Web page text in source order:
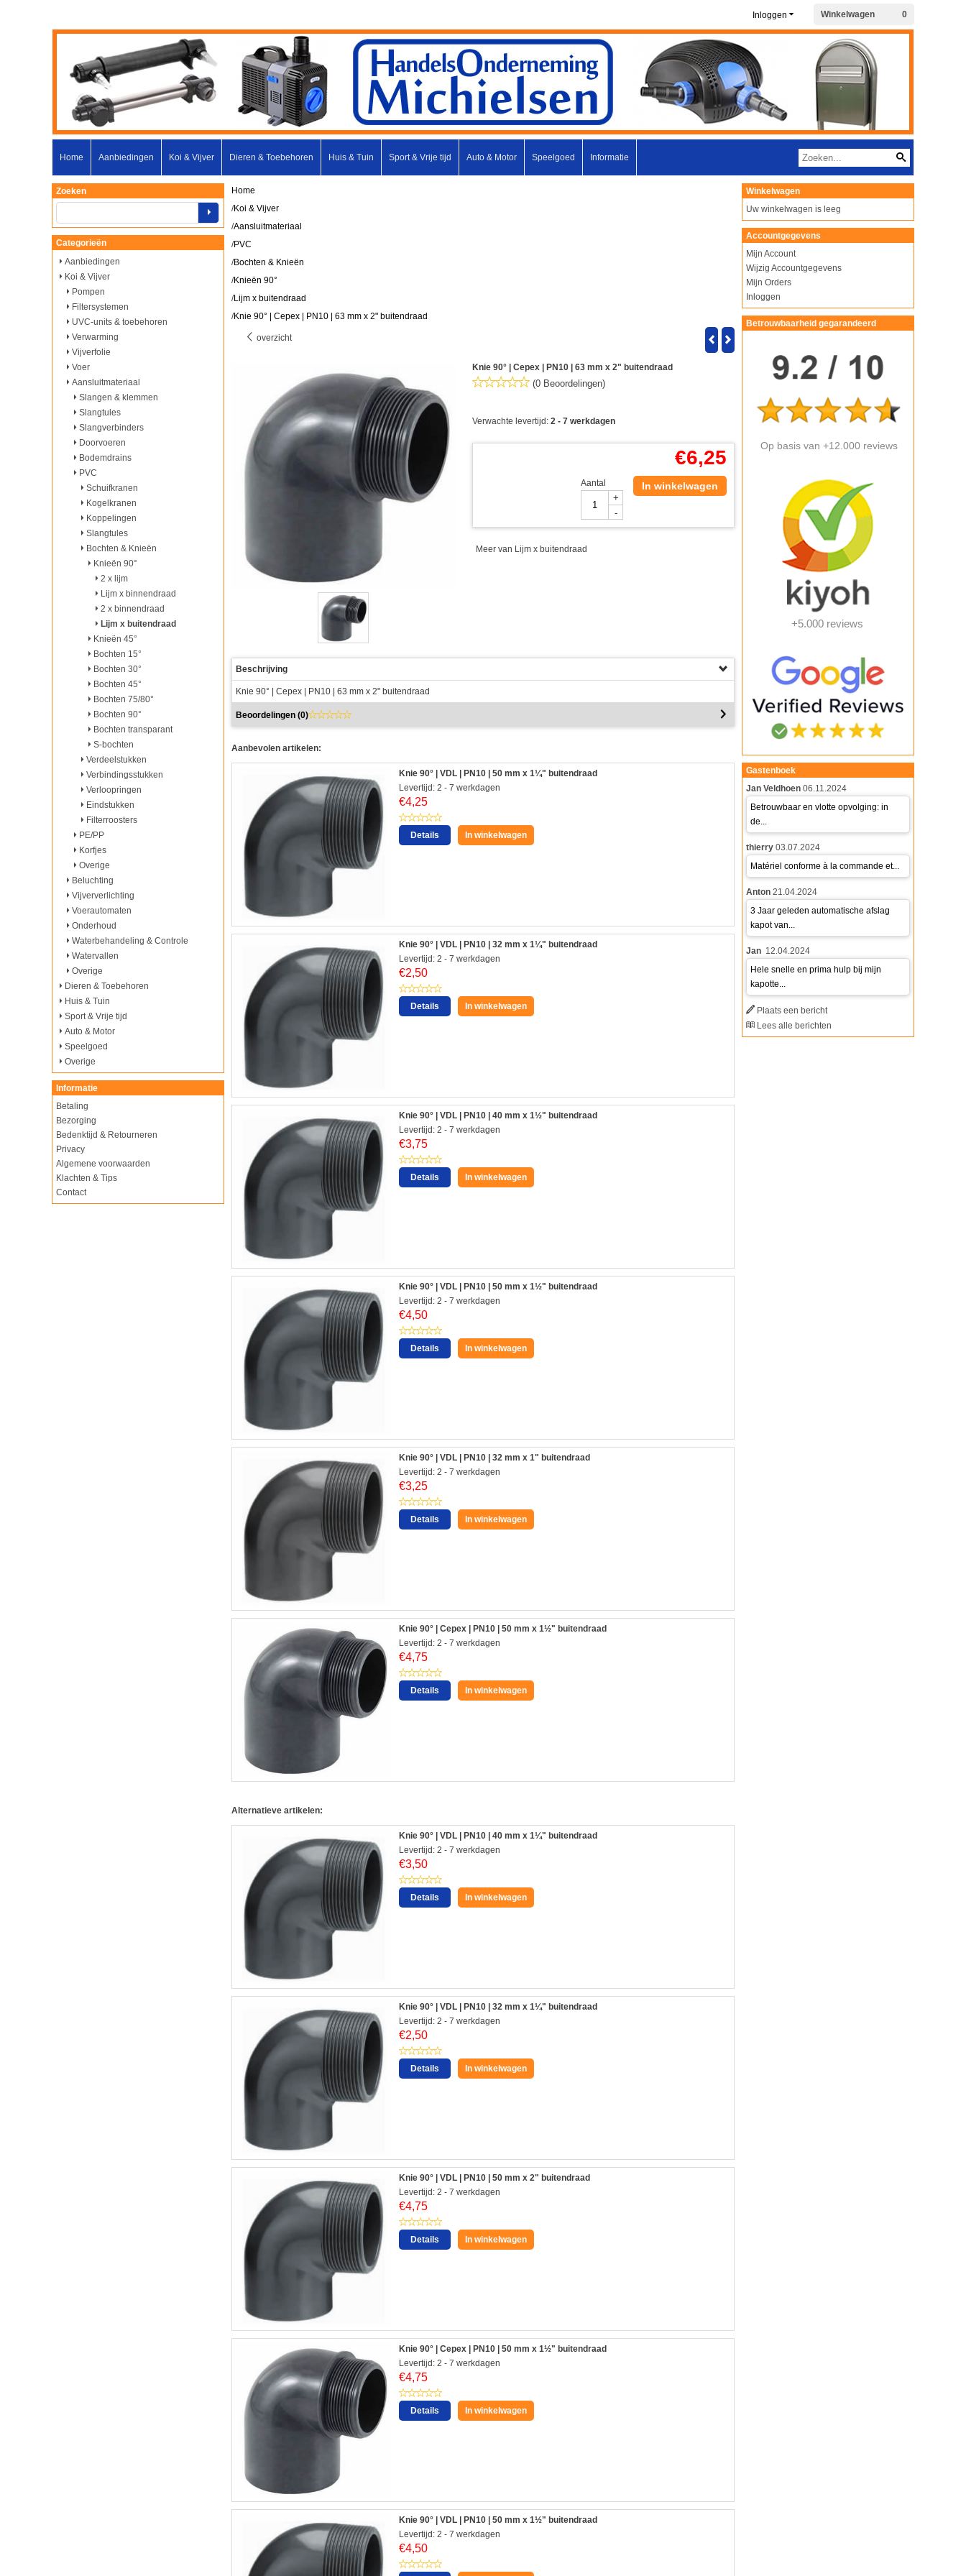
Winkelwagen 0
Inloggen
Home Aanbiedingen Koi & Vijver Dieren & Toebehoren Huis & Tuin Sport & Vrije tijd Auto & Motor Speelgoed Informatie
Zoeken
Categorieën
Aanbiedingen
Koi & Vijver
Pompen
Filtersystemen
UVC-units & toebehoren
Verwarming
Vijverfolie
Voer
Aansluitmateriaal
Slangen & klemmen
Slangtules
Slangverbinders
Doorvoeren
Bodemdrains
PVC
Schuifkranen
Kogelkranen
Koppelingen
Slangtules
Bochten & Knieën
Knieën 90°
2 x lijm
Lijm x binnendraad
2 x binnendraad
Lijm x buitendraad
Knieën 45°
Bochten 15°
Bochten 30°
Bochten 45°
Bochten 75/80°
Bochten 90°
Bochten transparant
S-bochten
Verdeelstukken
Verbindingsstukken
Verloopringen
Eindstukken
Filterroosters
PE/PP
Korfjes
Overige
Beluchting
Vijververlichting
Voerautomaten
Onderhoud
Waterbehandeling & Controle
Watervallen
Overige
Dieren & Toebehoren
Huis & Tuin
Sport & Vrije tijd
Auto & Motor
Speelgoed
Overige
Informatie
Betaling
Bezorging
Bedenktijd & Retourneren
Privacy
Algemene voorwaarden
Klachten & Tips
Contact
Home
/Koi & Vijver
/Aansluitmateriaal
/PVC
/Bochten & Knieën
/Knieën 90°
/Lijm x buitendraad
/Knie 90° | Cepex | PN10 | 63 mm x 2" buitendraad
overzicht
Knie 90° | Cepex | PN10 | 63 mm x 2" buitendraad
(0 Beoordelingen)
Verwachte levertijd: 2 - 7 werkdagen
€6,25
Aantal
+
-
In winkelwagen
Meer van Lijm x buitendraad
Beschrijving
Knie 90° | Cepex | PN10 | 63 mm x 2" buitendraad
Beoordelingen (0)
Aanbevolen artikelen:
Knie 90° | VDL | PN10 | 50 mm x 1¼" buitendraad
Levertijd: 2 - 7 werkdagen
€4,25
Details In winkelwagen
Knie 90° | VDL | PN10 | 32 mm x 1¼" buitendraad
Levertijd: 2 - 7 werkdagen
€2,50
Details In winkelwagen
Knie 90° | VDL | PN10 | 40 mm x 1½" buitendraad
Levertijd: 2 - 7 werkdagen
€3,75
Details In winkelwagen
Knie 90° | VDL | PN10 | 50 mm x 1½" buitendraad
Levertijd: 2 - 7 werkdagen
€4,50
Details In winkelwagen
Knie 90° | VDL | PN10 | 32 mm x 1" buitendraad
Levertijd: 2 - 7 werkdagen
€3,25
Details In winkelwagen
Knie 90° | Cepex | PN10 | 50 mm x 1½" buitendraad
Levertijd: 2 - 7 werkdagen
€4,75
Details In winkelwagen
Alternatieve artikelen:
Knie 90° | VDL | PN10 | 40 mm x 1¼" buitendraad
Levertijd: 2 - 7 werkdagen
€3,50
Details In winkelwagen
Knie 90° | VDL | PN10 | 32 mm x 1¼" buitendraad
Levertijd: 2 - 7 werkdagen
€2,50
Details In winkelwagen
Knie 90° | VDL | PN10 | 50 mm x 2" buitendraad
Levertijd: 2 - 7 werkdagen
€4,75
Details In winkelwagen
Knie 90° | Cepex | PN10 | 50 mm x 1½" buitendraad
Levertijd: 2 - 7 werkdagen
€4,75
Details In winkelwagen
Knie 90° | VDL | PN10 | 50 mm x 1½" buitendraad
Levertijd: 2 - 7 werkdagen
€4,50
Winkelwagen
Uw winkelwagen is leeg
Accountgegevens
Mijn Account
Wijzig Accountgegevens
Mijn Orders
Inloggen
Betrouwbaarheid gegarandeerd
Op basis van +12.000 reviews
+5.000 reviews
Gastenboek
Jan Veldhoen 06.11.2024
Betrouwbaar en vlotte opvolging: in
de...
thierry 03.07.2024
Matériel conforme à la commande et...
Anton 21.04.2024
3 Jaar geleden automatische afslag
kapot van...
Jan 12.04.2024
Hele snelle en prima hulp bij mijn
kapotte...
Plaats een bericht
Lees alle berichten